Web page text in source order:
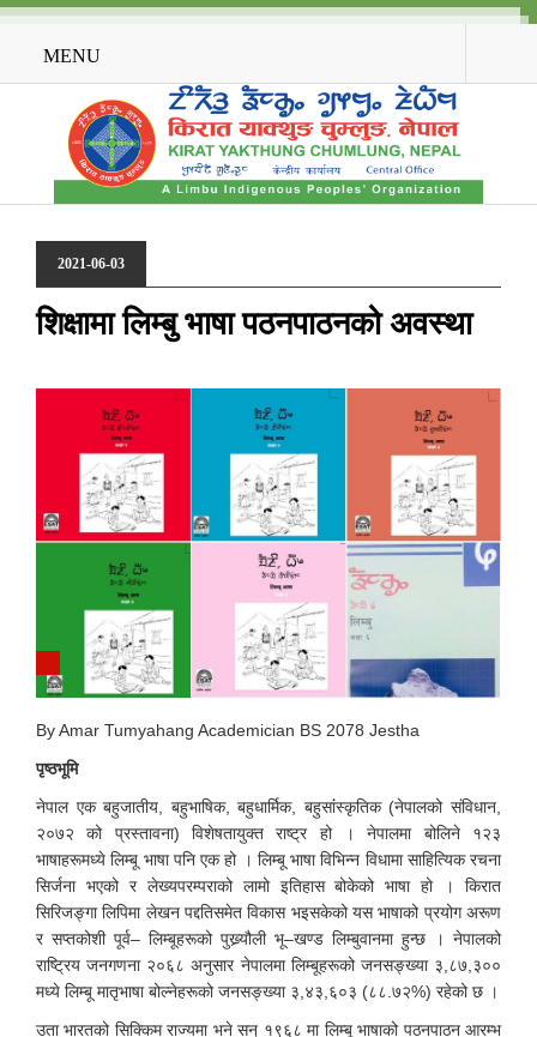
MENU
2021-06-03
शिक्षामा लिम्बु भाषा पठनपाठनको अवस्था
By Amar Tumyahang Academician BS 2078 Jestha
पृष्ठभूमि
नेपाल एक बहुजातीय, बहुभाषिक, बहुधार्मिक, बहुसांंस्कृतिक (नेपालको संविधान,
२०७२ को प्रस्तावना) विशेषतायुक्त राष्ट्र हो । नेपालमा बोलिने १२३
भाषाहरूमध्ये लिम्बू भाषा पनि एक हो । लिम्बू भाषा विभिन्न विधामा साहित्यिक रचना
सिर्जना भएको र लेख्यपरम्पराको लामो इतिहास बोकेको भाषा हो । किरात
सिरिजङ्गा लिपिमा लेखन पद्दतिसमेत विकास भइसकेको यस भाषाको प्रयोग अरूण
र सप्तकोशी पूर्व– लिम्बूहरूको पुख्र्यौली भू–खण्ड लिम्बुवानमा हुन्छ । नेपालको
राष्ट्रिय जनगणना २०६८ अनुसार नेपालमा लिम्बूहरूको जनसङ्ख्या ३,८७,३००
मध्ये लिम्बू मातृभाषा बोल्नेहरूको जनसङ्ख्या ३,४३,६०३ (८८.७२%) रहेको छ ।
उता भारतको सिक्किम राज्यमा भने सन् १९६८ मा लिम्बू भाषाको पठनपाठन आरम्भ